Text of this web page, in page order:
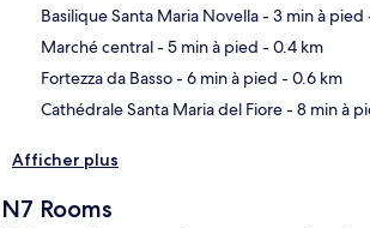
Basilique Santa Maria Novella- 3 min à pied
Marché central- 5 min à pied - 0.4 km
Fortezza da Basso- 6 min à pied - 0.6 km
Cathédrale Santa Maria del Fiore- 8 min à
Afficher plus
N7 Rooms